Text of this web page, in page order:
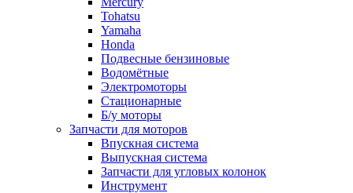
Tohatsu
Yamaha
Honda
Подвесные бензиновые
Водомётные
Электромоторы
Стационарные
Б/у моторы
Запчасти для моторов
Впускная система
Выпускная система
Запчасти для угловых колонок
Инструмент